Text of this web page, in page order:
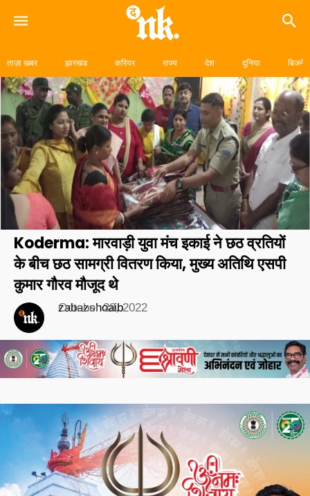
ताज़ा खबर झारखंड करियर राज्य देश दुनिया बिजनेस
Koderma: मारवाड़ी युवा मंच इकाई ने छठ व्रतियों
के बीच छठ सामग्री वितरण किया, मुख्य अतिथि एसपी
कुमार गौरव मौजूद थे
zabazshoaib
October 28, 2022